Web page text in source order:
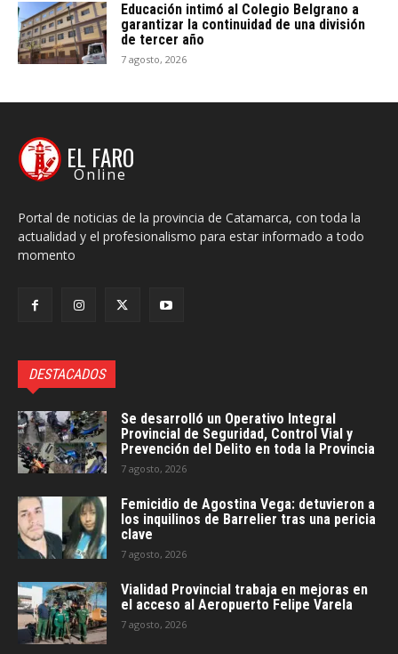
Educación intimó al Colegio Belgrano a
garantizar la continuidad de una división
de tercer año
7 agosto, 2026
EL FARO
Online
Portal de noticias de la provincia de Catamarca, con toda la
actualidad y el profesionalismo para estar informado a todo
momento
DESTACADOS
Se desarrolló un Operativo Integral
Provincial de Seguridad, Control Vial y
Prevención del Delito en toda la Provincia
7 agosto, 2026
Femicidio de Agostina Vega: detuvieron a
los inquilinos de Barrelier tras una pericia
clave
7 agosto, 2026
Vialidad Provincial trabaja en mejoras en
el acceso al Aeropuerto Felipe Varela
7 agosto, 2026